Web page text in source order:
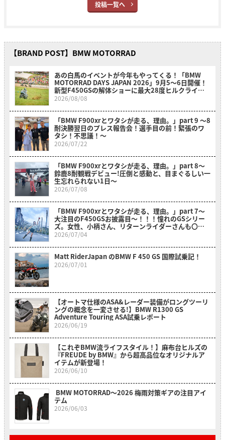
投稿一覧へ
【BRAND POST】BMW MOTORRAD
あの白馬のイベントが今年もやってくる！「BMW
MOTORRAD DAYS JAPAN 2026」9月5〜6日開催！
新型F450GSの解体ショーに最大28度ヒルクライム
も必見！
2026/08/08
「BMW F900xrとワタシが走る、理由。」part 9 〜8
耐決勝翌日のプレス報告会！選手目の前！緊張のワ
タシ！不思議！〜
2026/07/22
「BMW F900xrとワタシが走る、理由。」part 8〜
鈴鹿8耐観戦デビュー!圧倒と感動と、目まぐるしい一
生忘れられない1日〜
2026/07/08
「BMW F900xrとワタシが走る、理由。」part 7～
大注目のF450GSお披露目～！！！憧れのGSシリー
ズ。女性、小柄さん、リターンライダーさんも〇〇
のおかげでスイスイ乗れそうだ？！～
2026/07/04
Matt RiderJapan のBMW F 450 GS 国際試乗記！
2026/07/01
【オートマ仕様のASA&レーダー装備がロングツーリ
ングの概念を一変させる!】BMW R1300 GS
Adventure Touring ASA試乗レポート
2026/06/19
【これぞBMW流ライフスタイル！】麻布台ヒルズの
『FREUDE by BMW』から超高品位なオリジナルア
イテムが新登場！
2026/06/10
BMW MOTORRAD〜2026 梅雨対策ギアの注目アイ
テム
2026/06/03